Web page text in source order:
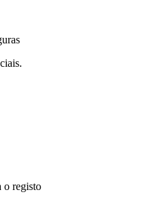
o registo